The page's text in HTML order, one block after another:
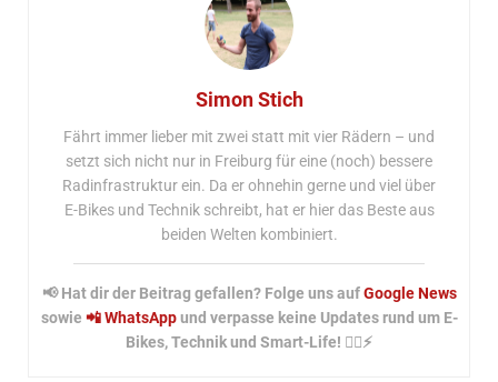
Simon Stich
Fährt immer lieber mit zwei statt mit vier Rädern – und
setzt sich nicht nur in Freiburg für eine (noch) bessere
Radinfrastruktur ein. Da er ohnehin gerne und viel über
E-Bikes und Technik schreibt, hat er hier das Beste aus
beiden Welten kombiniert.
📢 Hat dir der Beitrag gefallen? Folge uns aufGoogle News
sowie 📲 WhatsAppund verpasse keine Updates rund um E-
Bikes, Technik und Smart-Life! 🚴‍♂️⚡